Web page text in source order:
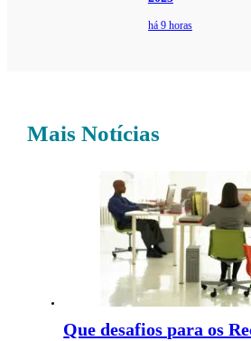
há 9 horas
Mais Notícias
Que desafios para os